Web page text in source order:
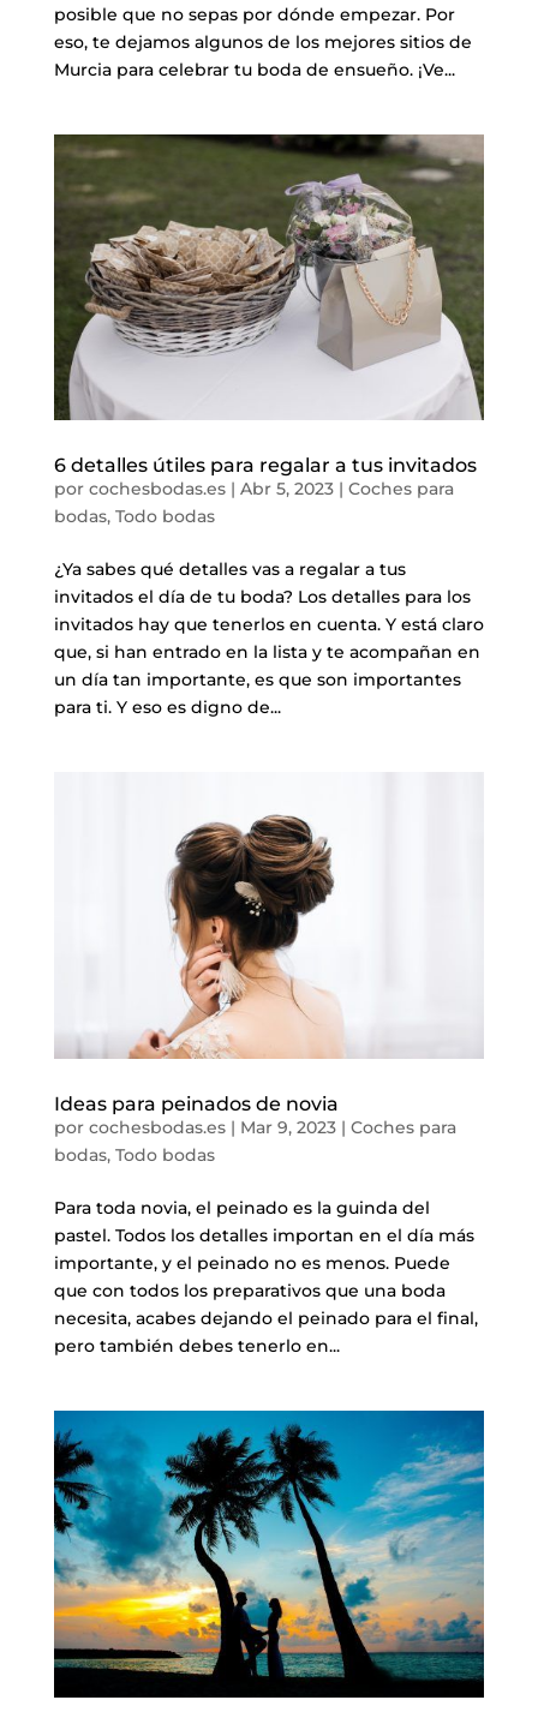
posible que no sepas por dónde empezar. Por
eso, te dejamos algunos de los mejores sitios de
Murcia para celebrar tu boda de ensueño. ¡Ve...
6 detalles útiles para regalar a tus invitados
por cochesbodas.es| Abr 5, 2023| Coches para
bodas, Todo bodas
¿Ya sabes qué detalles vas a regalar a tus
invitados el día de tu boda? Los detalles para los
invitados hay que tenerlos en cuenta. Y está claro
que, si han entrado en la lista y te acompañan en
un día tan importante, es que son importantes
para ti. Y eso es digno de...
Ideas para peinados de novia
por cochesbodas.es| Mar 9, 2023| Coches para
bodas, Todo bodas
Para toda novia, el peinado es la guinda del
pastel. Todos los detalles importan en el día más
importante, y el peinado no es menos. Puede
que con todos los preparativos que una boda
necesita, acabes dejando el peinado para el final,
pero también debes tenerlo en...